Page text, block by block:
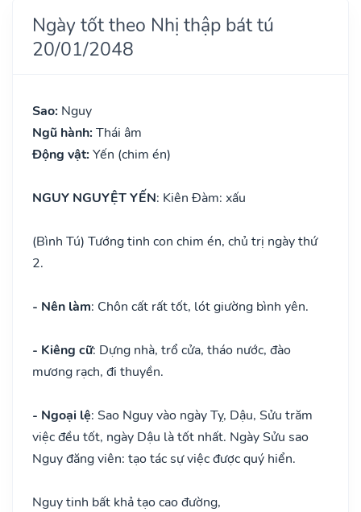
Ngày tốt theo Nhị thập bát tú
20/01/2048
Sao: Nguy
Ngũ hành: Thái âm
Động vật: Yến (chim én)
NGUY NGUYỆT YẾN: Kiên Đàm: xấu
(Bình Tú) Tướng tinh con chim én, chủ trị ngày thứ
2.
- Nên làm: Chôn cất rất tốt, lót giường bình yên.
- Kiêng cữ: Dựng nhà, trổ cửa, tháo nước, đào
mương rạch, đi thuyền.
- Ngoại lệ: Sao Nguy vào ngày Tỵ, Dậu, Sửu trăm
việc đều tốt, ngày Dậu là tốt nhất. Ngày Sửu sao
Nguy đăng viên: tạo tác sự việc được quý hiển.
Nguy tinh bất khả tạo cao đường,